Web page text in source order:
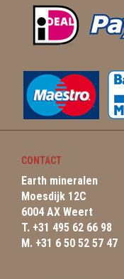
CONTACT
Earth mineralen
Moesdijk 12C
6004 AX Weert
T. +31 495 62 66 98
M. +31 6 50 52 57 47